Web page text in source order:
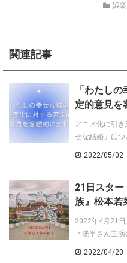
娯
関連記事
「わたし
定的意見を
アニメ化に引
せな結婚」につ
2022/05/02
21日スタ
族』松本若
2022年4月21
下洸平さん主演
2022/04/20